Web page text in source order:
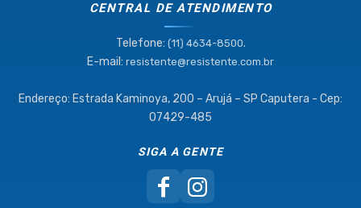
CENTRAL DE ATENDIMENTO
Telefone: (11) 4634-8500.
E-mail: resistente@resistente.com.br
Endereço: Estrada Kaminoya, 200 – Arujá – SP Caputera - Cep:
07429-485
SIGA A GENTE